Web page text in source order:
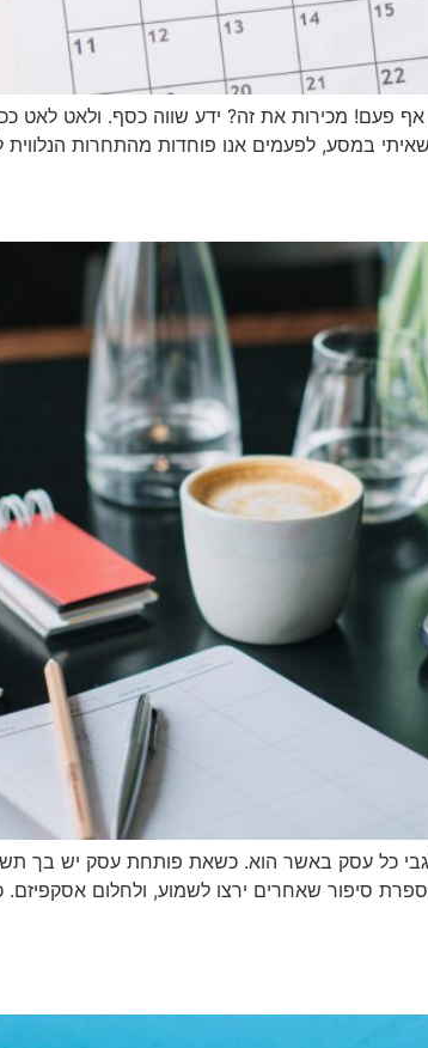
אף פעם! מכירות את זה? ידע שווה כסף. ולאט
במסע, לפעמים אנו פוחדות מהתחרות
כל עסק באשר הוא. כשאת פותחת עסק יש בך
סיפור שאחרים ירצו לשמוע, ולחלום אסקפיזם.